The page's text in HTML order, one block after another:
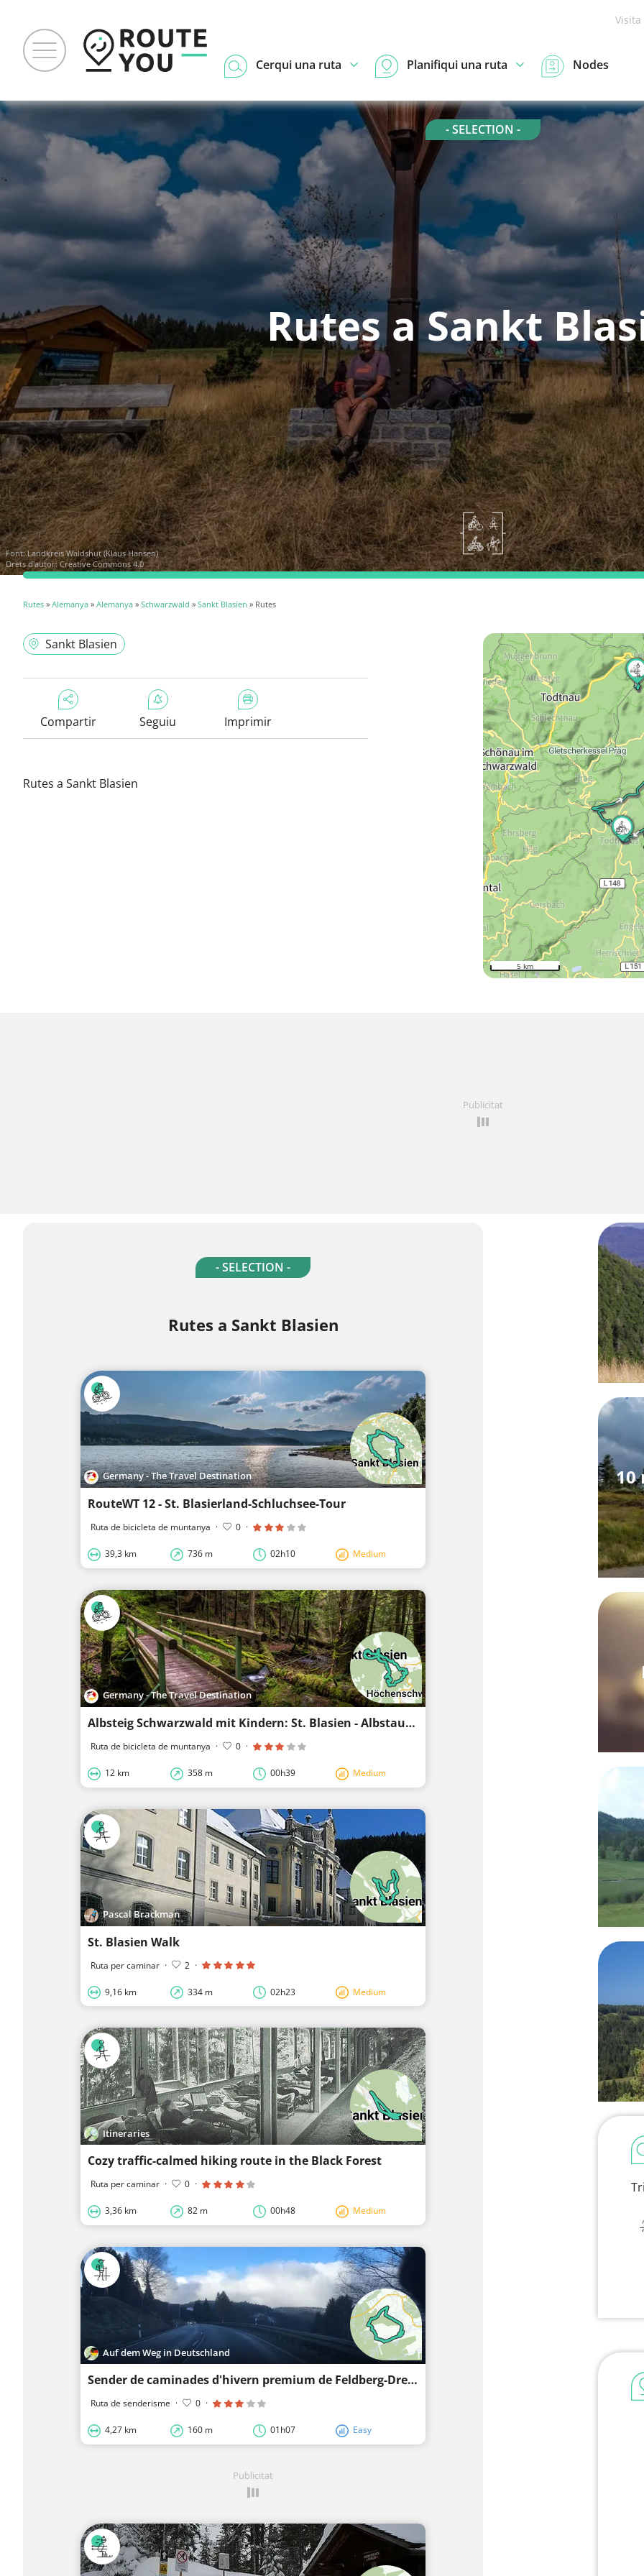
Cerqui una ruta Planifiqui una ruta Nodes
- SELECTION -
Rutes a Sankt
Font:Landkreis Waldshut (Klaus Hansen)
Drets d'autor: Creative Commons 4.0
Rutes » Alemanya » Alemanya » Schwarzwald » Sankt Blasien » Rutes
Sankt Blasien
Compartir Seguiu Imprimir
Rutes a Sankt Blasien
5 km
Publicitat
- SELECTION -
Rutes a Sankt Blasien
Germany - The Travel Destination
RouteWT 12 - St. Blasierland-Schluchsee-Tour
Ruta de bicicleta de muntanya · 0 ·
39,3 km 736 m 02h10 Medium
Germany - The Travel Destination
Albsteig Schwarzwald mit Kindern: St. Blasien - Albstausee - Häusern - St. Blasien
Ruta de bicicleta de muntanya · 0 ·
12 km 358 m 00h39 Medium
Pascal Brackman
St. Blasien Walk
Ruta per caminar · 2 ·
9,16 km 334 m 02h23 Medium
Itineraries
Cozy traffic-calmed hiking route in the Black Forest
Ruta per caminar · 0 ·
3,36 km 82 m 00h48 Medium
Auf dem Weg in Deutschland
Sender de caminades d'hivern premium de Feldberg-Drehkopfrunde
Ruta de senderisme · 0 ·
4,27 km 160 m 01h07 Easy
Publicitat
10